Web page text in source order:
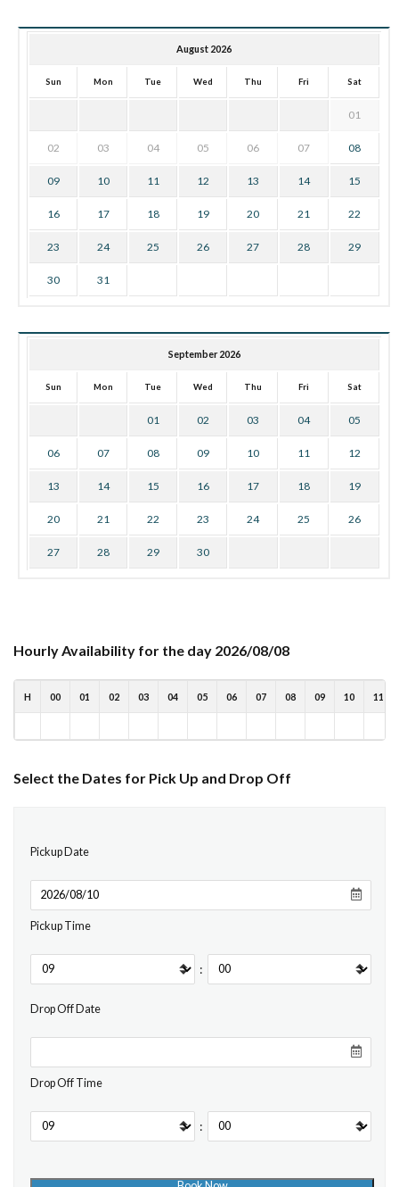
August 2026
Sun Mon Tue Wed Thu Fri Sat
01
02 03 04 05 06 07 08
09 10 11 12 13 14 15
16 17 18 19 20 21 22
23 24 25 26 27 28 29
30 31
September 2026
Sun Mon Tue Wed Thu Fri Sat
01 02 03 04 05
06 07 08 09 10 11 12
13 14 15 16 17 18 19
20 21 22 23 24 25 26
27 28 29 30
Hourly Availability for the day 2026/08/08
H 00 01 02 03 04 05 06 07 08 09 10 11
Select the Dates for Pick Up and Drop Off
Pickup Date
Pickup Time
:
Drop Off Date
Drop Off Time
: